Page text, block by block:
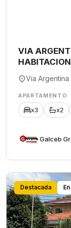
VIA
Via Argentina
APARTAMENTO
x3 x2
Destacada